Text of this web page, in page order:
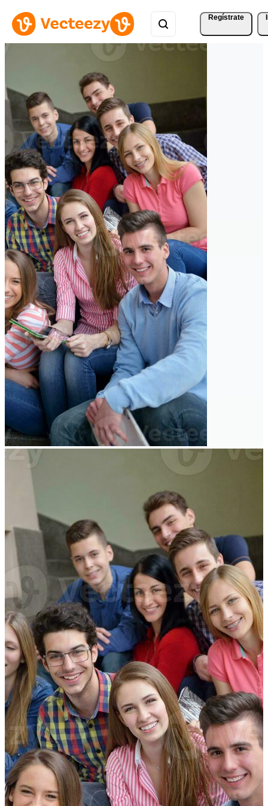
Regístrate